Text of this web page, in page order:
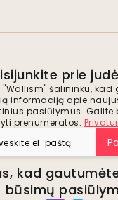
prie
"Wallism" šalininku, kad
informaciją apie
pasiūlymus. Galite
prenumeratos.
kad
būsimų